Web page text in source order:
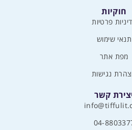
חוקיות
פרטיות
תנאי שימוש
מפת אתר
נגישות
קשר
04-